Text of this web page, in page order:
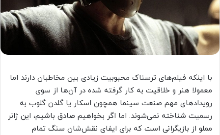
با اینکه فیلم‌های ترسناک محبوبیت زیادی بین مخاطبان دارند اما
معمولا هنر و خلاقیت به کار گرفته‌ شده در آن‌ها از سوی
رویدادهای مهم صنعت سینما همچون اسکار یا گلدن گلوب به
رسمیت شناخته نمی‌شوند. اما اگر بخواهیم صادق باشیم، این ژانر
مملو از بازیگرانی است که برای ایفای نقش‌شان سنگ تمام